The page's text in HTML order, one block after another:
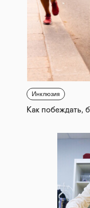
Инклюзия
Как побеждать,